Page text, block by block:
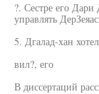
?. Сестре его
управлять
5. Дгалад-хан
вил?, его
В диссертаций